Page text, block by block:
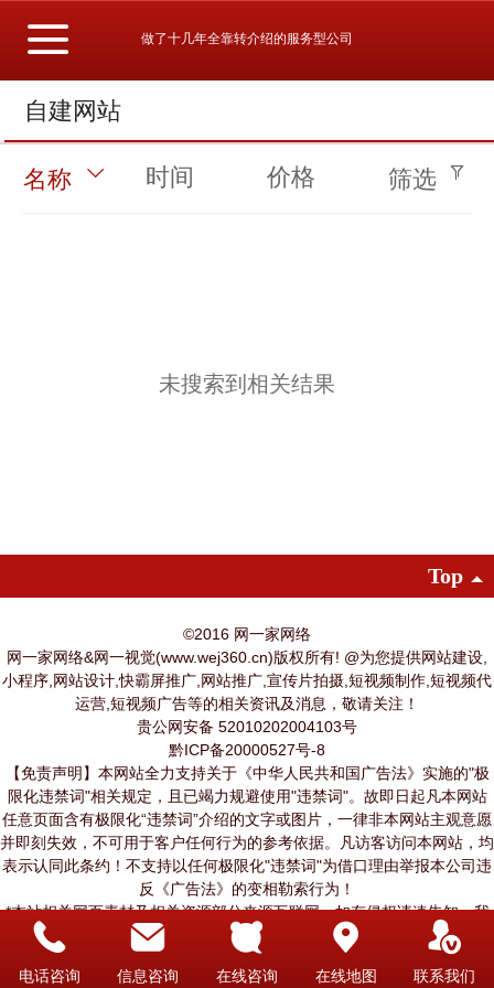
做了十几年全靠转介绍的服务型公司
自建网站
名称 时间 价格 筛选
未搜索到相关结果
Top
©2016 网一家网络
网一家网络&网一视觉(www.wej360.cn)版权所有! @为您提供网站建设,
小程序,网站设计,快霸屏推广,网站推广,宣传片拍摄,短视频制作,短视频代
运营,短视频广告等的相关资讯及消息，敬请关注！
贵公网安备 52010202004103号
黔ICP备20000527号-8
【免责声明】本网站全力支持关于《中华人民共和国广告法》实施的"极
限化违禁词"相关规定，且已竭力规避使用"违禁词"。故即日起凡本网站
任意页面含有极限化“违禁词”介绍的文字或图片，一律非本网站主观意愿
并即刻失效，不可用于客户任何行为的参考依据。凡访客访问本网站，均
表示认同此条约！不支持以任何极限化"违禁词"为借口理由举报本公司违
反《广告法》的变相勒索行为！
*本站相关网页素材及相关资源部分来源互联网，如有侵权请速告知，我
们将在24小时内删除*
网一家网络提供技术支持 电脑版
电话咨询 信息咨询 在线咨询 在线地图 联系我们